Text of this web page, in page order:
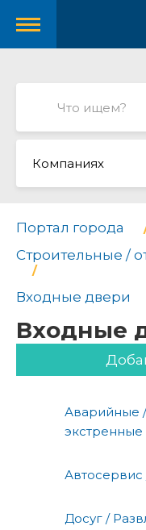
Компаниях
Портал города
Строительные /
Входные двери
Входные
Аварийные
Досуг /